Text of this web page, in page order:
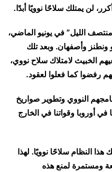
لن يمتلك سلاحًا نوويًا أبدًا.
الليل” في يونيو الماضي،
ونطنز وأصفهان. وبعد تلك
الخبيث لامتلاك سلاح نووي،
رفضوا كما فعلوا لعقود.
النووي وتطوير صواريخ
أوروبا وقواتنا في الخارج
النظام سلاحًا نوويًا. لهذا
ومستمرة لمنع هذه